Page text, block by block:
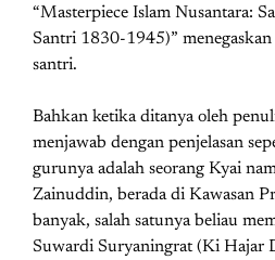
“Masterpiece Islam Nusantara:
Santri 1830-1945)”
santri.
Bahkan ketika ditanya oleh
menjawab dengan penjelasan
gurunya adalah seorang Kyai
Zainuddin, berada di Kawasan
banyak, salah satunya beliau
Suwardi Suryaningrat (Ki Hajar